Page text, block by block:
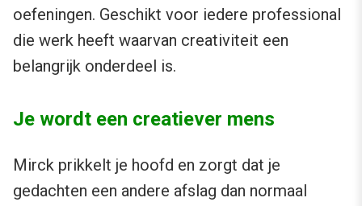
oefeningen. Geschikt voor iedere professional
die werk heeft waarvan creativiteit een
belangrijk onderdeel is.
Je wordt een creatiever mens
Mirck prikkelt je hoofd en zorgt dat je
gedachten een andere afslag dan normaal